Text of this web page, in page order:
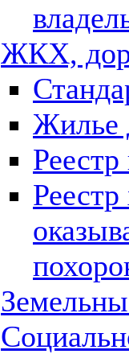
ЖКХ,
Жилье